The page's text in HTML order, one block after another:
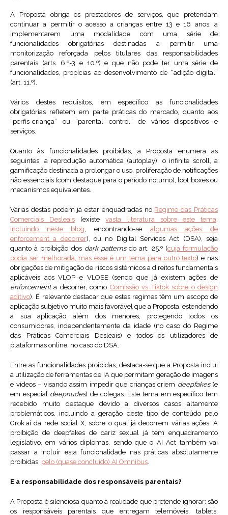
A Proposta obriga os prestadores de serviços, que pretendam
continuar a permitir o acesso a crianças entre 13 e 16 anos, a
implementarem uma modalidade com uma série de
funcionalidades obrigatórias destinadas a permitir uma
monitorização reforçada pelos titulares das responsabilidades
parentais (arts. 6.º-3 e 10.º) e que não pode ter uma série de
funcionalidades, propícias ao desenvolvimento de “adição digital”
(art. 11.º).
Vários destes requisitos, em específico as funcionalidades
obrigatórias refletem em parte práticas do mercado, quanto aos
“perfis-criança” ou “parental control” de vários dispositivos e
serviços.
Quanto às funcionalidades proibidas, a Proposta enumera as
seguintes: a reprodução automática (autoplay), o infinite scroll, a
gamificação destinada a prolongar o uso, proliferação de notificações
não essenciais (com destaque para o período noturno), loot boxes ou
mecanismos equivalentes.
Várias destas podem já estar enquadradas no Regime das Práticas
Comerciais Desleais (existevasta literatura sobre este tema,
incluindo neste blog, encontrando-se algumas ações de
enforcement a decorrer), ou no Digital Services Act (DSA), seja
quanto à proibição dos dark patternsdo art. 25.º (cuja formulação
podia ser melhorada, mas esse é um tema para outro texto) e nas
obrigações de mitigação de riscos sistémicos a direitos fundamentais
aplicáveis aos VLOP e VLOSE (sendo que já existem ações de
enforcementa decorrer, como Comissão vs Tiktok sobre o design
aditivo). É relevante destacar que estes regimes têm um escopo de
aplicação subjetivo muito mais favorável que a Proposta, estendendo
a sua aplicação além dos menores, protegendo todos os
consumidores, independentemente da idade (no caso do Regime
das Práticas Comerciais Desleais) e todos os utilizadores de
plataformas online, no caso do DSA.
Entre as funcionalidades proibidas, destaca-se que a Proposta inclui
a utilização de ferramentas de IA que permitam geração de imagens
e vídeos – visando assim impedir que crianças criem deepfakes(e
em especial deepnudes) de colegas. Este tema em específico tem
recebido muito destaque devido a diversos casos altamente
problemáticos, incluindo a geração deste tipo de conteúdo pelo
Grok.ai da rede social X, sobre o qual já decorrem várias ações. A
proibição de deepfakes de cariz sexual já tem enquadramento
legislativo, em vários diplomas, sendo que o AI Act também vai
passar a incluir esta funcionalidade nas práticas absolutamente
proibidas, pelo (quase concluído) AI Omnibus.
E a responsabilidade dos responsáveis parentais?
A Proposta é silenciosa quanto à realidade que pretende ignorar: são
os responsáveis parentais que entregam telemóveis, tablets,